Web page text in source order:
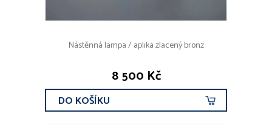
Nástěnná lampa / aplika zlacený bronz
8 500 Kč
DO KOŠÍKU